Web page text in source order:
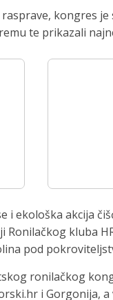
kongres
te prikazali
i ekološka akcija
Ronilačkog kluba
pod
ronilačkog
i Gorgonija,